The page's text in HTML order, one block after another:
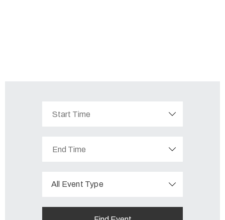
All Event Type